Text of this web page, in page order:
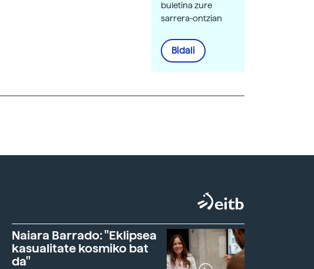
buletina zure
sarrera-ontzian
Bidali
Naiara Barrado: "Eklipsea
kasualitate kosmiko bat
da"